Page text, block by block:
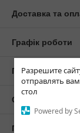
Разрешите
отправлять
стол
Powered by
Доставка та
Графік роботи
Повна версія
Сайт створено
Політика